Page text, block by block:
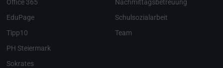
Office 365
EduPage
Tipp10
PH Steiermark
Sokrates
Nachmittagsbetreuung
Schulsozialarbeit
Team